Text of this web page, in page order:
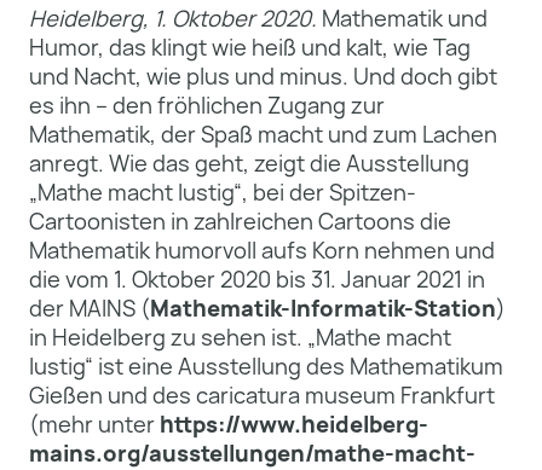
Heidelberg, 1. Oktober 2020. Mathematik und
Humor, das klingt wie heiß und kalt, wie Tag
und Nacht, wie plus und minus. Und doch gibt
es ihn – den fröhlichen Zugang zur
Mathematik, der Spaß macht und zum Lachen
anregt. Wie das geht, zeigt die Ausstellung
„Mathe macht lustig“, bei der Spitzen-
Cartoonisten in zahlreichen Cartoons die
Mathematik humorvoll aufs Korn nehmen und
die vom 1. Oktober 2020 bis 31. Januar 2021 in
der MAINS (Mathematik-Informatik-Station)
in Heidelberg zu sehen ist. „Mathe macht
lustig“ ist eine Ausstellung des Mathematikum
Gießen und des caricatura museum Frankfurt
(mehr unterhttps://www.heidelberg-
mains.org/ausstellungen/mathe-macht-